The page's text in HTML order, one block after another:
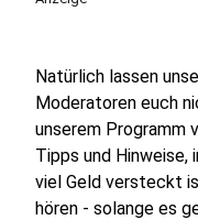
Natürlich lassen
Moderatoren euch
unserem Programm
Tipps und Hinweise,
viel Geld versteckt
hören - solange es